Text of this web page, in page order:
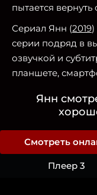
пытается
Сериал Янн (2019)
серии подряд в
озвучкой и
планшете,
Янн
Смотреть
Плеер 3